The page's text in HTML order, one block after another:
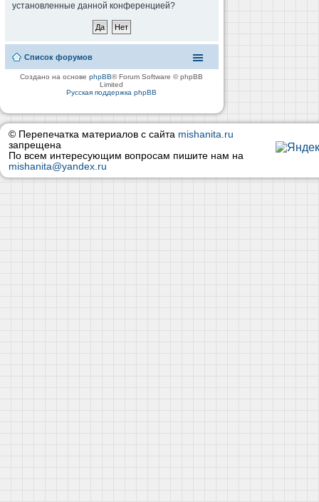
установленные данной конференцией?
Список форумов
Создано на основеphpBB® Forum Software © phpBB
Limited
Русская поддержка phpBB
© Перепечатка материалов с сайта mishanita.ru
запрещена
По всем интересующим вопросам пишите нам на
mishanita@yandex.ru